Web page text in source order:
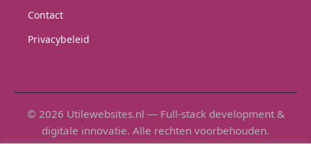
Contact
Privacybeleid
© 2026 Utilewebsites.nl — Full-stack development &
digitale innovatie. Alle rechten voorbehouden.